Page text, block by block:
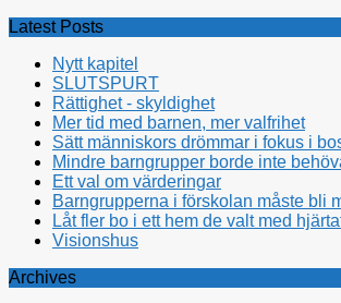
Latest Posts
Nytt kapitel
SLUTSPURT
Rättighet - skyldighet
Mer tid med barnen, mer valfrihet
Sätt människors drömmar i fokus i
Mindre barngrupper borde inte
Ett val om värderingar
Barngrupperna i förskolan måste bli
Låt fler bo i ett hem de valt med
Visionshus
Archives